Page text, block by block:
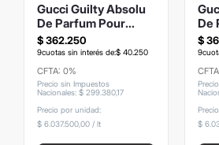
Gucci Guilty Absolu
De Parfum Pour
Homme 60ml
$ 362.250
9cuotas sin interés de:$ 40.250
CFTA: 0%
Precio sin Impuestos
Nacionales: $ 299.380,17
Precio por unidad:
$ 6.037.500,00/ lt
De
$
9
$